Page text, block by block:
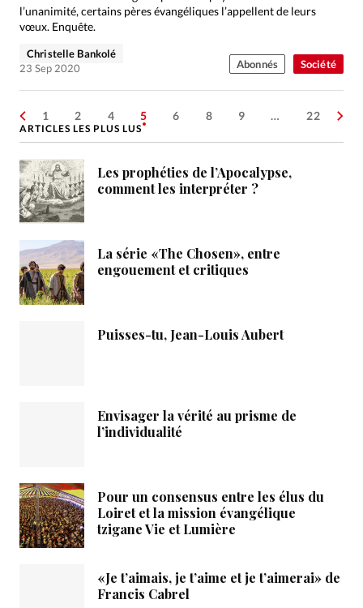
Société
l’unanimité, certains pères évangéliques l’appellent de leurs
vœux. Enquête.
Christelle Bankolé
23 Sep 2020
Abonnés
1 2 4 5 6 8 9 … 22
ARTICLES LES PLUS LUS
Les prophéties de l’Apocalypse,
comment les interpréter ?
La série «The Chosen», entre
engouement et critiques
Puisses-tu, Jean-Louis Aubert
Envisager la vérité au prisme de
l’individualité
Pour un consensus entre les élus du
Loiret et la mission évangélique
tzigane Vie et Lumière
«Je t’aimais, je t’aime et je t’aimerai» de
Francis Cabrel